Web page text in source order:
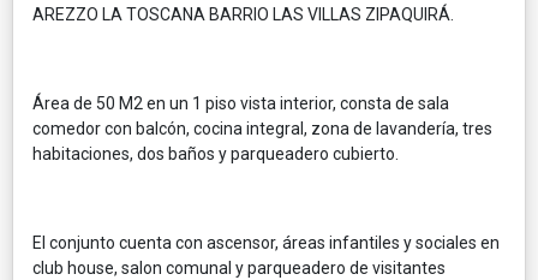
AREZZO LA TOSCANA BARRIO LAS VILLAS ZIPAQUIRÁ.
Área de 50 M2 en un 1 piso vista interior, consta de sala
comedor con balcón, cocina integral, zona de lavandería, tres
habitaciones, dos baños y parqueadero cubierto.
El conjunto cuenta con ascensor, áreas infantiles y sociales en
club house, salon comunal y parqueadero de visitantes